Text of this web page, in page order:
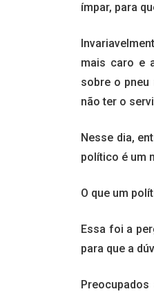
ímpar, para
mais caro e
sobre o pneu
não ter o
Nesse dia,
político é um
O que um
Essa foi a
para que a